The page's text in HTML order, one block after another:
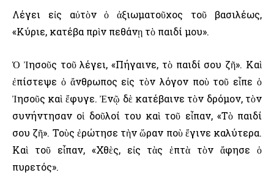
Λέγει εἰς αὐτὸν ὁ ἀξιωματοῦχος τοῦ βασιλέως,
«Κύριε, κατέβα πρὶν πεθάνῃ τὸ παιδί μου».
Ὁ Ἰησοῦς τοῦ λέγει, «Πήγαινε, τὸ παιδί σου ζῆ». Καὶ
ἐπίστεψε ὁ ἄνθρωπος εἰς τὸν λόγον ποὺ τοῦ εἶπε ὁ
Ἰησοῦς καὶ ἔφυγε. Ἐνῷ δὲ κατέβαινε τὸν δρόμον, τὸν
συνήντησαν οἱ δοῦλοί του καὶ τοῦ εἶπαν, «Τὸ παιδί
σου ζῆ». Τοὺς ἐρώτησε τὴν ὥραν ποὺ ἔγινε καλύτερα.
Καὶ τοῦ εἶπαν, «Χθὲς, εἰς τὰς ἑπτὰ τὸν ἄφησε ὁ
πυρετός».